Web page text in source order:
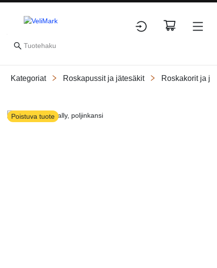
Kategoriat Roskapussit ja jätesäkit Roskakorit ja
Poistuva tuote
Slide 1 of 2